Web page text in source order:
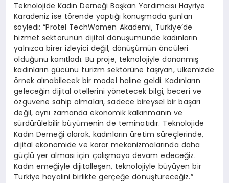
Teknolojide Kadın Derneği Başkan Yardımcısı Hayriye
Karadeniz ise törende yaptığı konuşmada şunları
söyledi: “Protel TechWomen Akademi, Türkiye’de
hizmet sektörünün dijital dönüşümünde kadınların
yalnızca birer izleyici değil, dönüşümün öncüleri
olduğunu kanıtladı. Bu proje, teknolojiyle donanmış
kadınların gücünü turizm sektörüne taşıyan, ülkemizde
örnek alınabilecek bir model haline geldi. Kadınların
geleceğin dijital otellerini yönetecek bilgi, beceri ve
özgüvene sahip olmaları, sadece bireysel bir başarı
değil, aynı zamanda ekonomik kalkınmanın ve
sürdürülebilir büyümenin de teminatıdır. Teknolojide
Kadın Derneği olarak, kadınların üretim süreçlerinde,
dijital ekonomide ve karar mekanizmalarında daha
güçlü yer alması için çalışmaya devam edeceğiz.
Kadın emeğiyle dijitalleşen, teknolojiyle büyüyen bir
Türkiye hayalini birlikte gerçeğe dönüştüreceğiz.”